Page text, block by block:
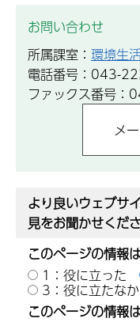
お問い合わせ
所属課室： 環境生
電話番号：043-
ファックス番号
より良いウェブサ
見をお聞かせくだ
このページの情報
1：役に立った
3：役に立たな
このページの情報